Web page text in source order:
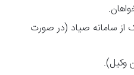
سامانه صیاد (در صورت
وکیل).